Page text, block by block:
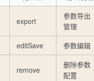
export
参数导出
管理
editSave
参数编辑
remove
删除参数
配置